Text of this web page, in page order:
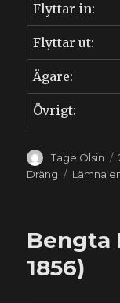
Flyttar in:
Flyttar ut:
Ägare:
Övrigt:
Författare
Tage Olsin
Dräng
Lämna
Bengta
1856)